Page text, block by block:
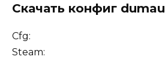
Скачать конфиг dumau
Cfg:
Steam: